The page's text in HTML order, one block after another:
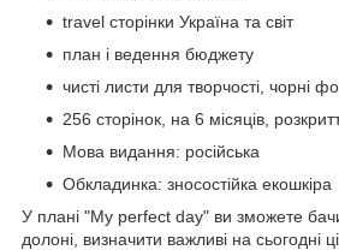
travel сторінки Україна та світ
план і ведення бюджету
чисті листи для творчості, чорні
256 сторінок, на 6 місяців,
Мова видання: російська
Обкладинка: зносостійка екошкіра
У плані "My perfect day" ви зможете
долоні, визначити важливі на сьогодні